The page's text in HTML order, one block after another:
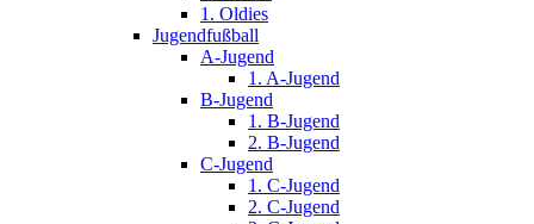
1. Oldies
Jugendfußball
A-Jugend
1. A-Jugend
B-Jugend
1. B-Jugend
2. B-Jugend
C-Jugend
1. C-Jugend
2. C-Jugend